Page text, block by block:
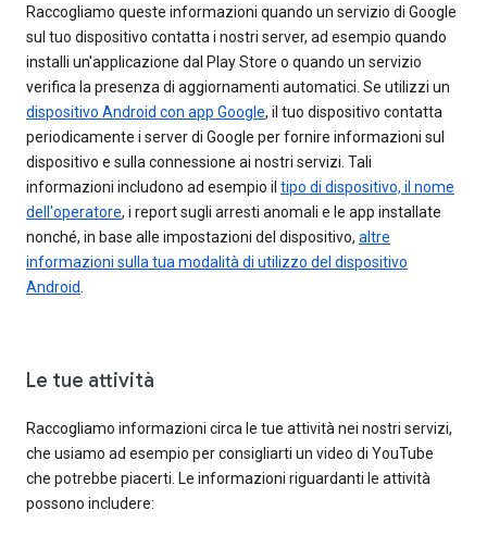
Raccogliamo queste informazioni quando un servizio di Google
sul tuo dispositivo contatta i nostri server, ad esempio quando
installi un'applicazione dal Play Store o quando un servizio
verifica la presenza di aggiornamenti automatici. Se utilizzi un
dispositivo Android con app Google, il tuo dispositivo contatta
periodicamente i server di Google per fornire informazioni sul
dispositivo e sulla connessione ai nostri servizi. Tali
informazioni includono ad esempio il tipo di dispositivo, il nome
dell'operatore, i report sugli arresti anomali e le app installate
nonché, in base alle impostazioni del dispositivo, altre
informazioni sulla tua modalità di utilizzo del dispositivo
Android.
Le tue attività
Raccogliamo informazioni circa le tue attività nei nostri servizi,
che usiamo ad esempio per consigliarti un video di YouTube
che potrebbe piacerti. Le informazioni riguardanti le attività
possono includere: